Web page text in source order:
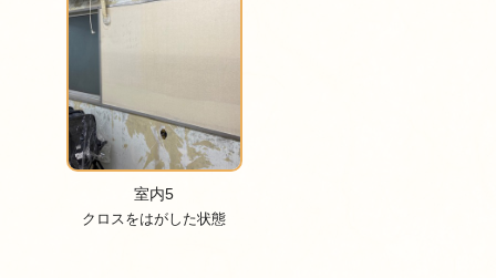
室内5
クロスをはがした状態